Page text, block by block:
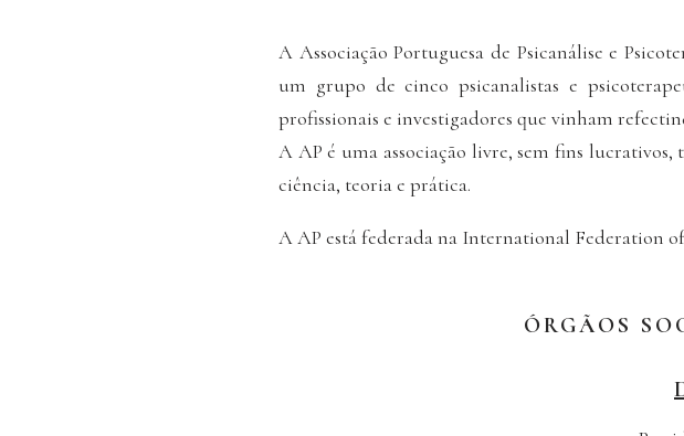
A Associação Portuguesa de Psicanálise e
um grupo de cinco psicanalistas e
profissionais e investigadores que vinham
A AP é uma associação livre, sem fins
ciência, teoria e prática.
A AP está federada na International Federation
ÓRGÃOS